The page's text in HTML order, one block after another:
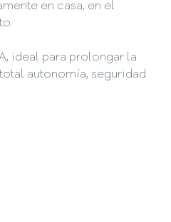
en casa, en el
ideal para prolongar la
autonomía, seguridad